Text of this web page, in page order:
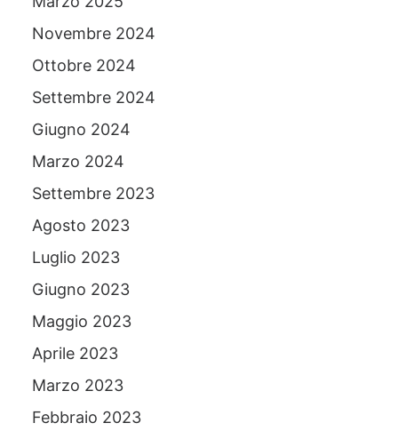
Novembre 2024
Ottobre 2024
Settembre 2024
Giugno 2024
Marzo 2024
Settembre 2023
Agosto 2023
Luglio 2023
Giugno 2023
Maggio 2023
Aprile 2023
Marzo 2023
Febbraio 2023